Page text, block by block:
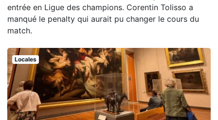
entrée en Ligue des champions. Corentin Tolisso a
manqué le penalty qui aurait pu changer le cours du
match.
Locales